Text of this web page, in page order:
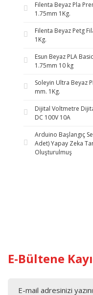
Filenta Beyaz Pla
1.75mm 1Kg.
Filenta Beyaz Petg
1Kg.
Esun Beyaz PLA
1.75mm 10 kg
Soleyin Ultra Beyaz
mm. 1Kg.
Dijital Voltmetre
DC 100V 10A
Arduino Başlangıç
Adet) Yapay Zeka
Oluşturulmuş
E-Bültene